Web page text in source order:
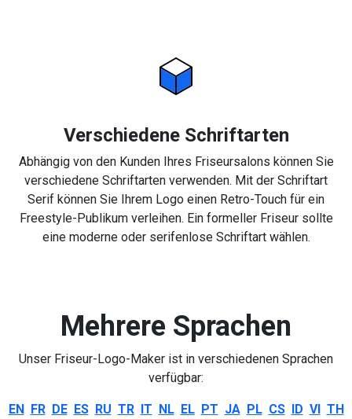
Verschiedene Schriftarten
Abhängig von den Kunden Ihres Friseursalons können Sie
verschiedene Schriftarten verwenden. Mit der Schriftart
Serif können Sie Ihrem Logo einen Retro-Touch für ein
Freestyle-Publikum verleihen. Ein formeller Friseur sollte
eine moderne oder serifenlose Schriftart wählen.
Mehrere Sprachen
Unser Friseur-Logo-Maker ist in verschiedenen Sprachen
verfügbar:
EN FR DE ES RU TR IT NL EL PT JA PL CS ID VI TH